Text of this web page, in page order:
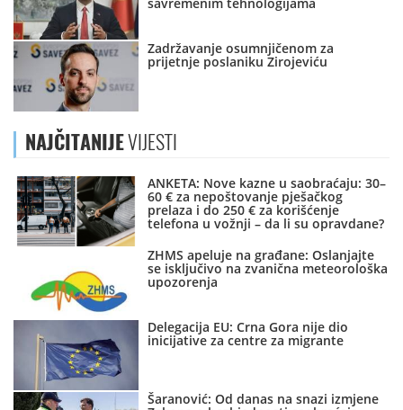
Zadržavanje osumnjičenom za
prijetnje poslaniku Zirojeviću
NAJČITANIJEVIJESTI
ANKETA: Nove kazne u saobraćaju: 30–
60 € za nepoštovanje pješačkog
prelaza i do 250 € za korišćenje
telefona u vožnji – da li su opravdane?
ZHMS apeluje na građane: Oslanjajte
se isključivo na zvanična meteorološka
upozorenja
Delegacija EU: Crna Gora nije dio
inicijative za centre za migrante
Šaranović: Od danas na snazi izmjene